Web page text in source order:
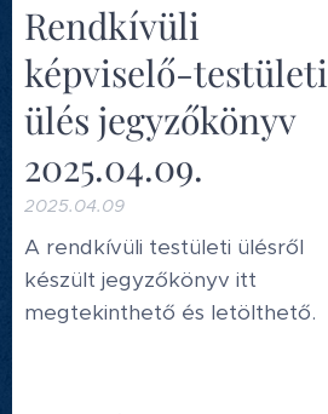
Rendkívüli
képviselő-testületi
ülés jegyzőkönyv
2025.04.09.
2025.04.09
A rendkívüli testületi ülésről
készült jegyzőkönyv itt
megtekinthető és letölthető.